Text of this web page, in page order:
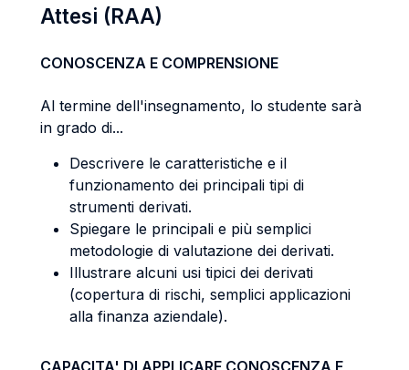
Attesi (RAA)
CONOSCENZA E COMPRENSIONE
Al termine dell'insegnamento, lo studente sarà
in grado di...
Descrivere le caratteristiche e il
funzionamento dei principali tipi di
strumenti derivati.
Spiegare le principali e più semplici
metodologie di valutazione dei derivati.
Illustrare alcuni usi tipici dei derivati
(copertura di rischi, semplici applicazioni
alla finanza aziendale).
CAPACITA' DI APPLICARE CONOSCENZA E